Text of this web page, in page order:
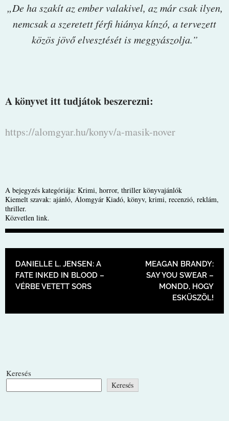
„De ha szakít az ember valakivel, az már csak ilyen,
nemcsak a szeretett férfi hiánya kínzó, a tervezett
közös jövő elvesztését is meggyászolja.”
A könyvet itt tudjátok beszerezni:
https://alomgyar.hu/konyv/a-masik-nover
A bejegyzés kategóriája: Krimi, horror, thriller könyvajánlók
Kiemelt szavak: ajánló, Álomgyár Kiadó, könyv, krimi, recenzió, reklám,
thriller.
Közvetlen link.
BEJEGYZÉS NAVIGÁCIÓ
DANIELLE L. JENSEN: A
FATE INKED IN BLOOD –
VÉRBE VETETT SORS
MEAGAN BRANDY:
SAY YOU SWEAR –
MONDD, HOGY
ESKÜSZÖL!
Keresés
Keresés